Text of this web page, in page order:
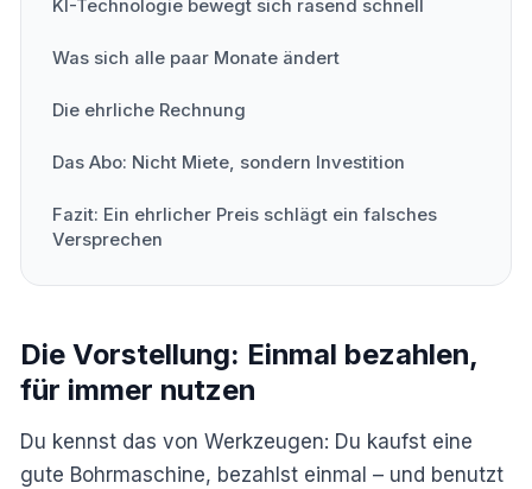
KI-Technologie bewegt sich rasend schnell
Was sich alle paar Monate ändert
Die ehrliche Rechnung
Das Abo: Nicht Miete, sondern Investition
Fazit: Ein ehrlicher Preis schlägt ein falsches
Versprechen
Die Vorstellung: Einmal bezahlen,
für immer nutzen
Du kennst das von Werkzeugen: Du kaufst eine
gute Bohrmaschine, bezahlst einmal – und benutzt